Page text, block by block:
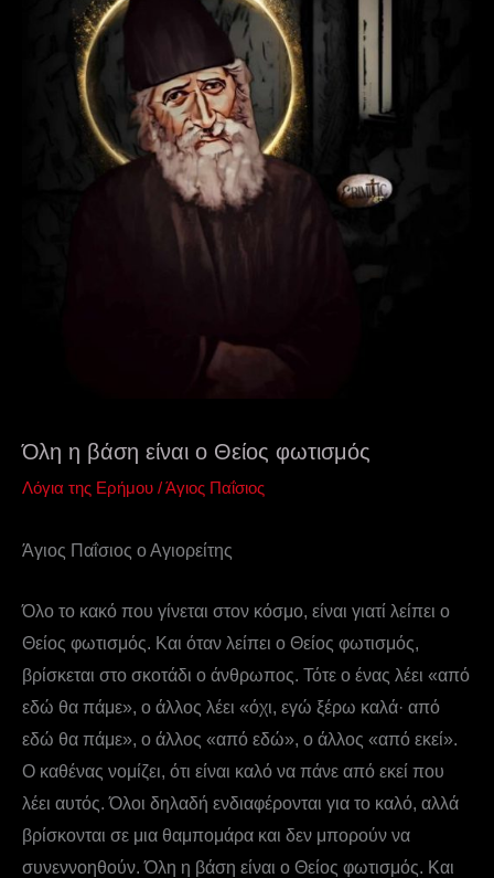
Όλη η βάση είναι ο Θείος φωτισμός
Λόγια της Ερήμου /Άγιος Παΐσιος
Άγιος Παΐσιος ο Αγιορείτης
Όλο το κακό που γίνεται στον κόσμο, είναι γιατί λείπει ο
Θείος φωτισμός. Και όταν λείπει ο Θείος φωτισμός,
βρίσκεται στο σκοτάδι ο άνθρωπος. Τότε ο ένας λέει «από
εδώ θα πάμε», ο άλλος λέει «όχι, εγώ ξέρω καλά· από
εδώ θα πάμε», ο άλλος «από εδώ», ο άλλος «από εκεί».
Ο καθένας νομίζει, ότι είναι καλό να πάνε από εκεί που
λέει αυτός. Όλοι δηλαδή ενδιαφέρονται για το καλό, αλλά
βρίσκονται σε μια θαμπομάρα και δεν μπορούν να
συνεννοηθούν. Όλη η βάση είναι ο Θείος φωτισμός. Και